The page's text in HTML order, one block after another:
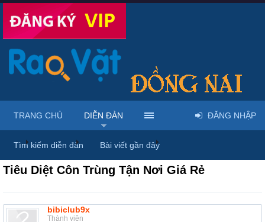
... Diễn đàn Thảo luận chung
Tiêu Diệt Côn Trùng Tận Nơi Giá Rẻ
bibiclub9x
Thành viên
TRANG CHỦ DIỄN ĐÀN
Tìm kiếm diễn đàn Bài viết gần đây
ĐĂNG NHẬP